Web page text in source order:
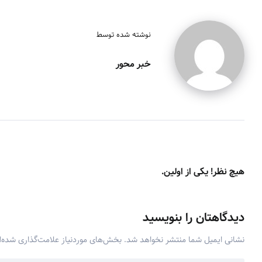
نوشته شده توسط
خبر محور
هیچ نظر! یکی از اولین.
دیدگاهتان را بنویسید
نشانی ایمیل شما منتشر نخواهد شد. بخش‌های موردنیاز علامت‌گذاری